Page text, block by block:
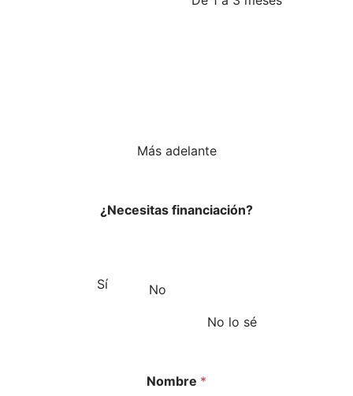
Más adelante
¿Necesitas financiación?
Sí No
No lo sé
Nombre *